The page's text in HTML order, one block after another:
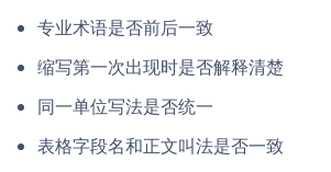
专业术语是否前后一致
缩写第一次出现时是否解释清楚
同一单位写法是否统一
表格字段名和正文叫法是否一致